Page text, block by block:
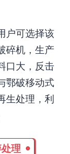
户可选择该
碎机，生产
口大，反击
鄂破移动式
生处理，利
理